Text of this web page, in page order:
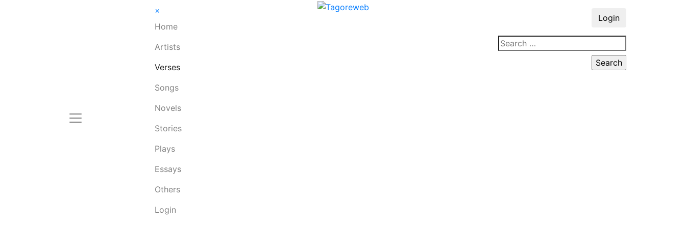
×
Home
Artists
Verses
Songs
Novels
Stories
Plays
Essays
Others
Login
Login